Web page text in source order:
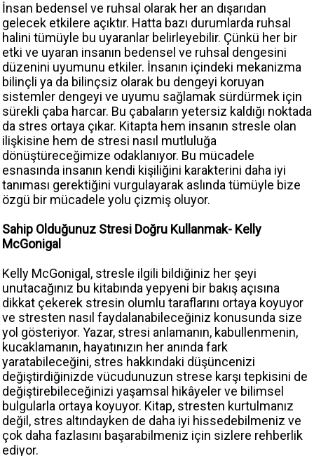
İnsan bedensel ve ruhsal olarak her an dışarıdan
gelecek etkilere açıktır. Hatta bazı durumlarda ruhsal
halini tümüyle bu uyaranlar belirleyebilir. Çünkü her bir
etki ve uyaran insanın bedensel ve ruhsal dengesini
düzenini uyumunu etkiler. İnsanın içindeki mekanizma
bilinçli ya da bilinçsiz olarak bu dengeyi koruyan
sistemler dengeyi ve uyumu sağlamak sürdürmek için
sürekli çaba harcar. Bu çabaların yetersiz kaldığı noktada
da stres ortaya çıkar. Kitapta hem insanın stresle olan
ilişkisine hem de stresi nasıl mutluluğa
dönüştüreceğimize odaklanıyor. Bu mücadele
esnasında insanın kendi kişiliğini karakterini daha iyi
tanıması gerektiğini vurgulayarak aslında tümüyle bize
özgü bir mücadele yolu çizmiş oluyor.
Sahip Olduğunuz Stresi Doğru Kullanmak- Kelly
McGonigal
Kelly McGonigal, stresle ilgili bildiğiniz her şeyi
unutacağınız bu kitabında yepyeni bir bakış açısına
dikkat çekerek stresin olumlu taraflarını ortaya koyuyor
ve stresten nasıl faydalanabileceğiniz konusunda size
yol gösteriyor. Yazar, stresi anlamanın, kabullenmenin,
kucaklamanın, hayatınızın her anında fark
yaratabileceğini, stres hakkındaki düşüncenizi
değiştirdiğinizde vücudunuzun strese karşı tepkisini de
değiştirebileceğinizi yaşamsal hikâyeler ve bilimsel
bulgularla ortaya koyuyor. Kitap, stresten kurtulmanız
değil, stres altındayken de daha iyi hissedebilmeniz ve
çok daha fazlasını başarabilmeniz için sizlere rehberlik
ediyor.